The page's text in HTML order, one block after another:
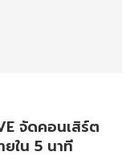
จัดคอนเสิร์ต
ใน 5 นาที